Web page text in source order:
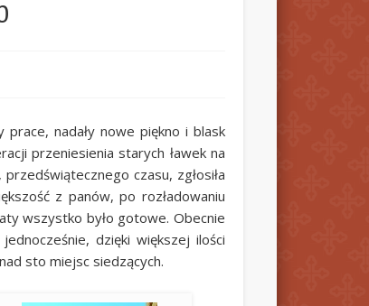
nadały nowe piękno i blask
przeniesienia starych ławek na
czasu, zgłosiła
z panów, po rozładowaniu
wszystko było gotowe. Obecnie
dzięki większej ilości
sto miejsc siedzących.